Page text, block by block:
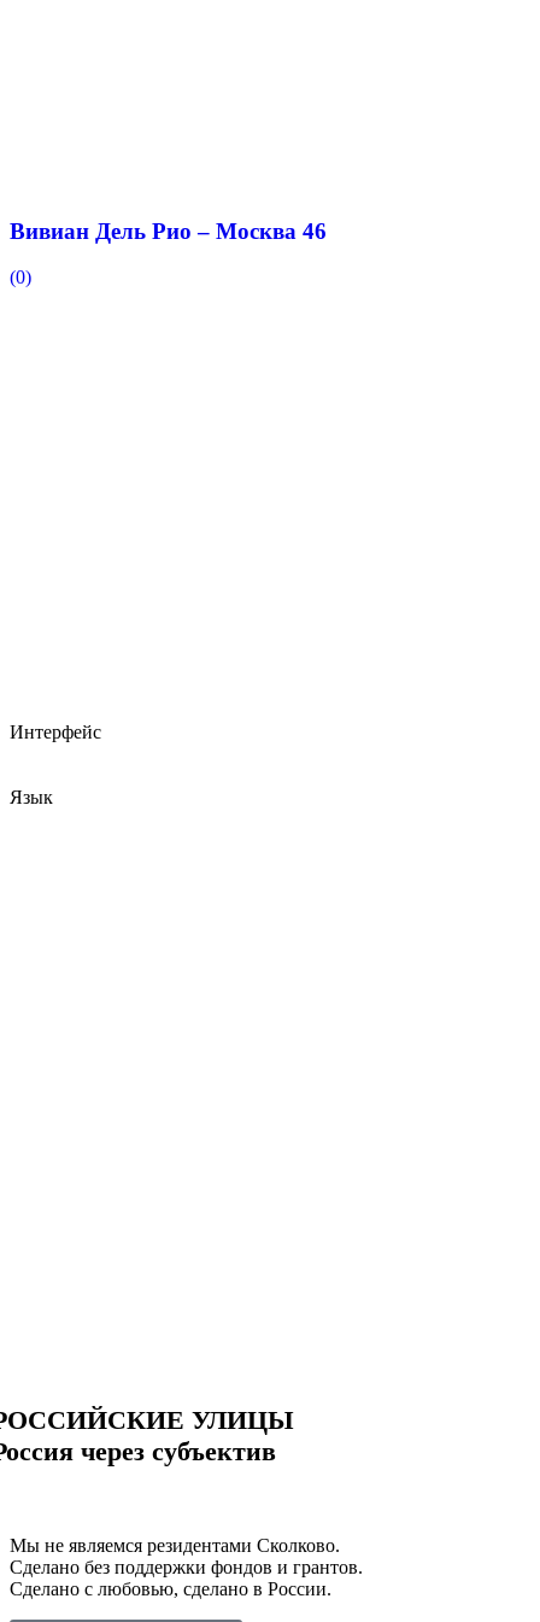
Вивиан Дель Рио – Москва 46
(0)
Интерфейс
Язык
УЛИЦЫ
через субъектив
Мы не являемся резидентами Сколково.
Сделано без поддержки фондов и грантов.
Сделано с любовью, сделано в России.